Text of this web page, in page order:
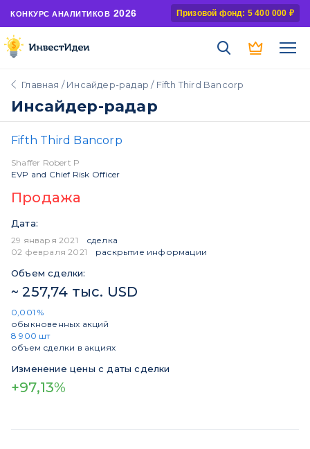
КОНКУРС АНАЛИТИКОВ 2026 Призовой фонд: 5 400 000 ₽
Главная /Инсайдер-радар / Fifth Third Bancorp
Инсайдер-радар
Fifth Third Bancorp
Shaffer Robert P
EVP and Chief Risk Officer
Продажа
Дата:
29 января 2021
сделка
02 февраля 2021
раскрытие информации
Объем сделки:
~ 257,74 тыс. USD
0,001 %
обыкновенных акций
8 900 шт
объем сделки в акциях
Изменение цены с даты сделки
+97,13%